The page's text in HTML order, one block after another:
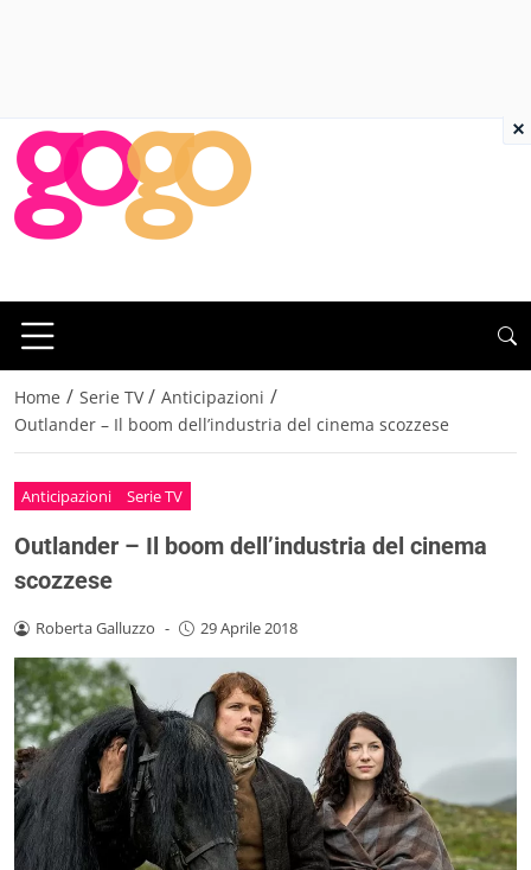
Home / Serie TV / Anticipazioni /
Outlander – Il boom dell’industria del cinema scozzese
Anticipazioni Serie TV
Outlander – Il boom dell’industria del cinema
scozzese
Roberta Galluzzo - 29 Aprile 2018
×